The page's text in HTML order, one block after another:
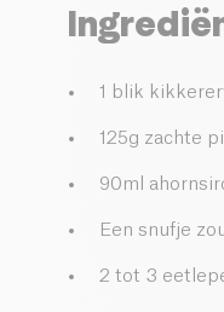
1 blik
125g zachte
90ml
Een snufje
2 tot 3